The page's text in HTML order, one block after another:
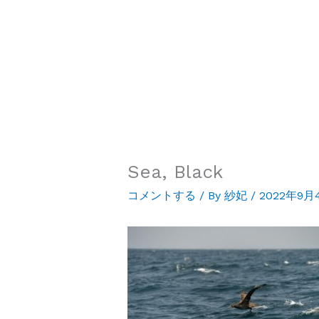
Sea, Black
コメントする / By 紗妃 / 2022年9月